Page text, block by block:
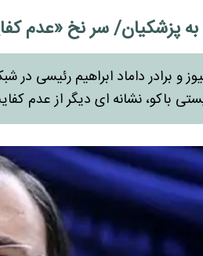
به پزشکیان/ سر نخ «عدم
و برادر داماد ابراهیم رئیسی
باکو، نشانه ای دیگر از عدم